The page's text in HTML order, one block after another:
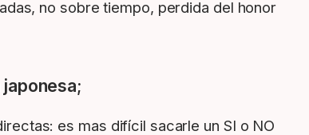
no sobre tiempo, perdida del honor
es mas difícil sacarle un SI o NO